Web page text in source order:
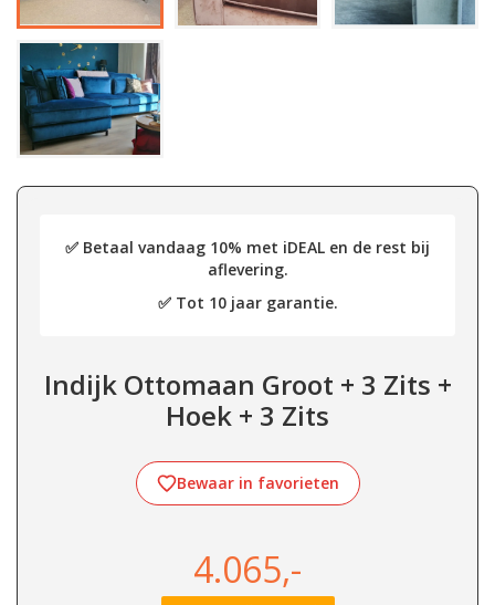
✅ Betaal vandaag 10% met iDEAL en de rest bij
aflevering.
✅ Tot 10 jaar garantie.
Indijk Ottomaan Groot + 3 Zits +
Hoek + 3 Zits
Bewaar in favorieten
4.065,-